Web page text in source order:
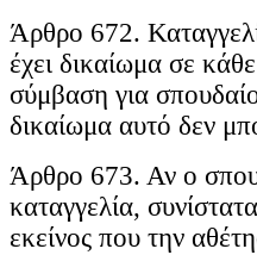
Άρθρο 672.
έχει δικαίωμα σε
σύμβαση για
δικαίωμα αυτό δεν
Άρθρο 673. Αν ο
καταγγελία,
εκείνος που την